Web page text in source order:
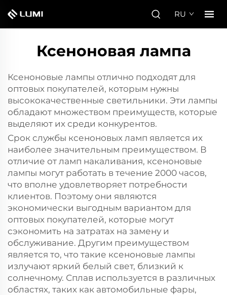
RU
Ксеноновая лампа
Ксеноновые лампы отлично подходят для
оптовых покупателей, которым нужны
высококачественные светильники. Эти лампы
обладают множеством преимуществ, которые
выделяют их среди конкурентов.
Срок службы ксеноновых ламп является их
наиболее значительным преимуществом. В
отличие от ламп накаливания, ксеноновые
лампы могут работать в течение 2000 часов,
что вполне удовлетворяет потребности
клиентов. Поэтому они являются
экономически выгодным вариантом для
оптовых покупателей, которые могут
сэкономить на затратах на замену и
обслуживание. Другим преимуществом
является то, что такие ксеноновые лампы
излучают яркий белый свет, близкий к
солнечному. Сплав используется в различных
областях, таких как автомобильные фары,